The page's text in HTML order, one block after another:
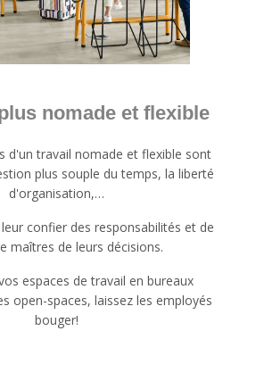
nomade et flexible
d'un travail nomade et flexible sont
plus souple du temps, la liberté
d'organisation,…
leur confier des responsabilités et de
maîtres de leurs décisions.
espaces de travail en bureaux
open-spaces, laissez les employés
bouger!